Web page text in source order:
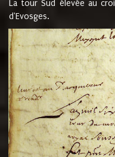
La tour Sud élevée au
d'Evosges.